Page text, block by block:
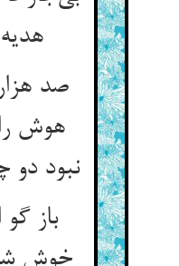
صد
هوش
نبود
باز
خوش